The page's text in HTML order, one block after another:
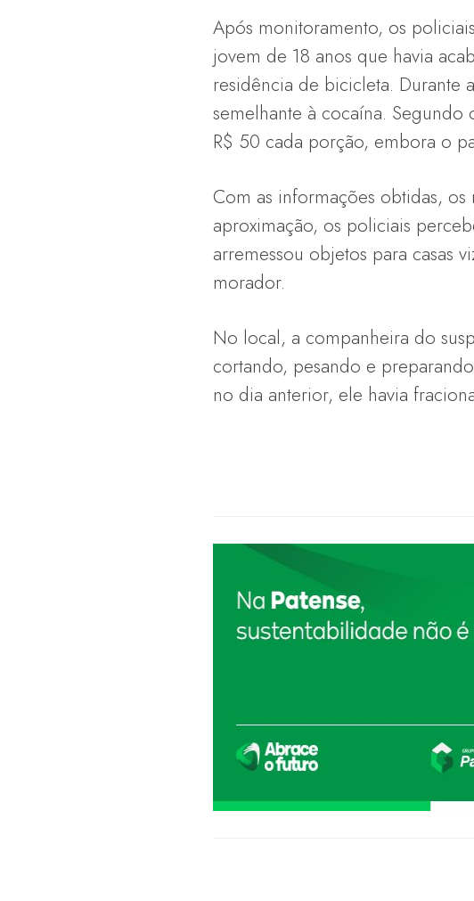
Após monitoramento, os
jovem de 18 anos que havia
residência de bicicleta. Durante
semelhante à cocaína.
R$ 50 cada porção, embora o
Com as informações obtidas,
aproximação, os policiais
arremessou objetos para casas
morador.
No local, a companheira do
cortando, pesando e
no dia anterior, ele havia